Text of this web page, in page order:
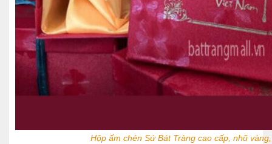
Hộp ấm chén Sứ Bát Tràng cao cấp, nhũ